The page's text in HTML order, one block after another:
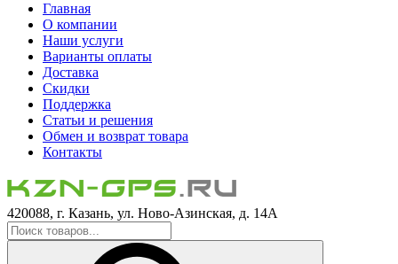
Главная
О компании
Наши услуги
Варианты оплаты
Доставка
Скидки
Поддержка
Статьи и решения
Обмен и возврат товара
Контакты
420088, г. Казань, ул. Ново-Азинская, д. 14А